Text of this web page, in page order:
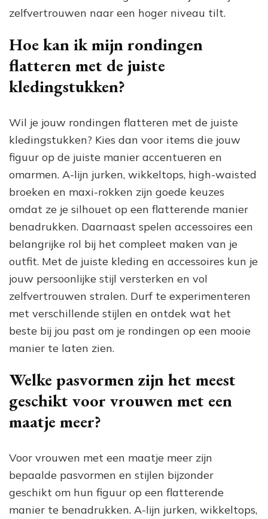
zelfvertrouwen naar een hoger niveau tilt.
Hoe kan ik mijn rondingen
flatteren met de juiste
kledingstukken?
Wil je jouw rondingen flatteren met de juiste
kledingstukken? Kies dan voor items die jouw
figuur op de juiste manier accentueren en
omarmen. A-lijn jurken, wikkeltops, high-waisted
broeken en maxi-rokken zijn goede keuzes
omdat ze je silhouet op een flatterende manier
benadrukken. Daarnaast spelen accessoires een
belangrijke rol bij het compleet maken van je
outfit. Met de juiste kleding en accessoires kun je
jouw persoonlijke stijl versterken en vol
zelfvertrouwen stralen. Durf te experimenteren
met verschillende stijlen en ontdek wat het
beste bij jou past om je rondingen op een mooie
manier te laten zien.
Welke pasvormen zijn het meest
geschikt voor vrouwen met een
maatje meer?
Voor vrouwen met een maatje meer zijn
bepaalde pasvormen en stijlen bijzonder
geschikt om hun figuur op een flatterende
manier te benadrukken. A-lijn jurken, wikkeltops,